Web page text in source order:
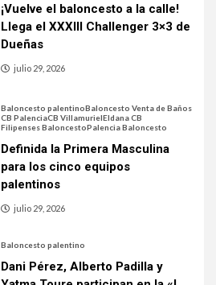
¡Vuelve el baloncesto a la calle!
Llega el XXXIII Challenger 3×3 de
Dueñas
julio 29, 2026
Baloncesto palentinoBaloncesto Venta de Baños
CB PalenciaCB VillamurielEldana CB
Filipenses BaloncestoPalencia Baloncesto
Definida la Primera Masculina
para los cinco equipos
palentinos
julio 29, 2026
Baloncesto palentino
Dani Pérez, Alberto Padilla y